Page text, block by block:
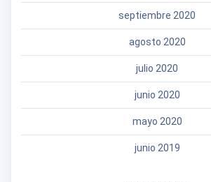
septiembre 2020
agosto 2020
julio 2020
junio 2020
mayo 2020
junio 2019